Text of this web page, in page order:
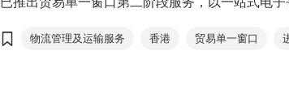
物流管理及运输服务 香港 贸易单一窗口